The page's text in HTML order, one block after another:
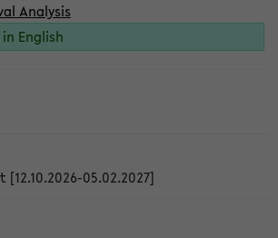
Analysis
English
05.02.2027]